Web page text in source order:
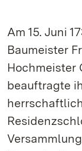
Am 15. Juni
Baumeister
Hochmeister
beauftragte